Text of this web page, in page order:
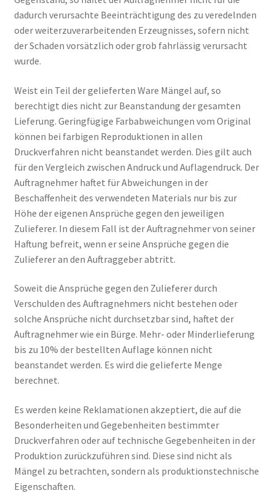
dadurch verursachte Beeinträchtigung des zu veredelnden
oder weiterzuverarbeitenden Erzeugnisses, sofern nicht
der Schaden vorsätzlich oder grob fahrlässig verursacht
wurde.
Weist ein Teil der gelieferten Ware Mängel auf, so
berechtigt dies nicht zur Beanstandung der gesamten
Lieferung. Geringfügige Farbabweichungen vom Original
können bei farbigen Reproduktionen in allen
Druckverfahren nicht beanstandet werden. Dies gilt auch
für den Vergleich zwischen Andruck und Auflagendruck. Der
Auftragnehmer haftet für Abweichungen in der
Beschaffenheit des verwendeten Materials nur bis zur
Höhe der eigenen Ansprüche gegen den jeweiligen
Zulieferer. In diesem Fall ist der Auftragnehmer von seiner
Haftung befreit, wenn er seine Ansprüche gegen die
Zulieferer an den Auftraggeber abtritt.
Soweit die Ansprüche gegen den Zulieferer durch
Verschulden des Auftragnehmers nicht bestehen oder
solche Ansprüche nicht durchsetzbar sind, haftet der
Auftragnehmer wie ein Bürge. Mehr- oder Minderlieferung
bis zu 10% der bestellten Auflage können nicht
beanstandet werden. Es wird die gelieferte Menge
berechnet.
Es werden keine Reklamationen akzeptiert, die auf die
Besonderheiten und Gegebenheiten bestimmter
Druckverfahren oder auf technische Gegebenheiten in der
Produktion zurückzuführen sind. Diese sind nicht als
Mängel zu betrachten, sondern als produktionstechnische
Eigenschaften.